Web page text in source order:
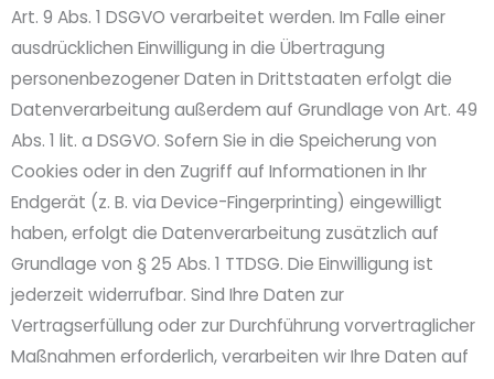
Art. 9 Abs. 1 DSGVO verarbeitet werden. Im Falle einer
ausdrücklichen Einwilligung in die Übertragung
personenbezogener Daten in Drittstaaten erfolgt die
Datenverarbeitung außerdem auf Grundlage von Art. 49
Abs. 1 lit. a DSGVO. Sofern Sie in die Speicherung von
Cookies oder in den Zugriff auf Informationen in Ihr
Endgerät (z. B. via Device-Fingerprinting) eingewilligt
haben, erfolgt die Datenverarbeitung zusätzlich auf
Grundlage von § 25 Abs. 1 TTDSG. Die Einwilligung ist
jederzeit widerrufbar. Sind Ihre Daten zur
Vertragserfüllung oder zur Durchführung vorvertraglicher
Maßnahmen erforderlich, verarbeiten wir Ihre Daten auf